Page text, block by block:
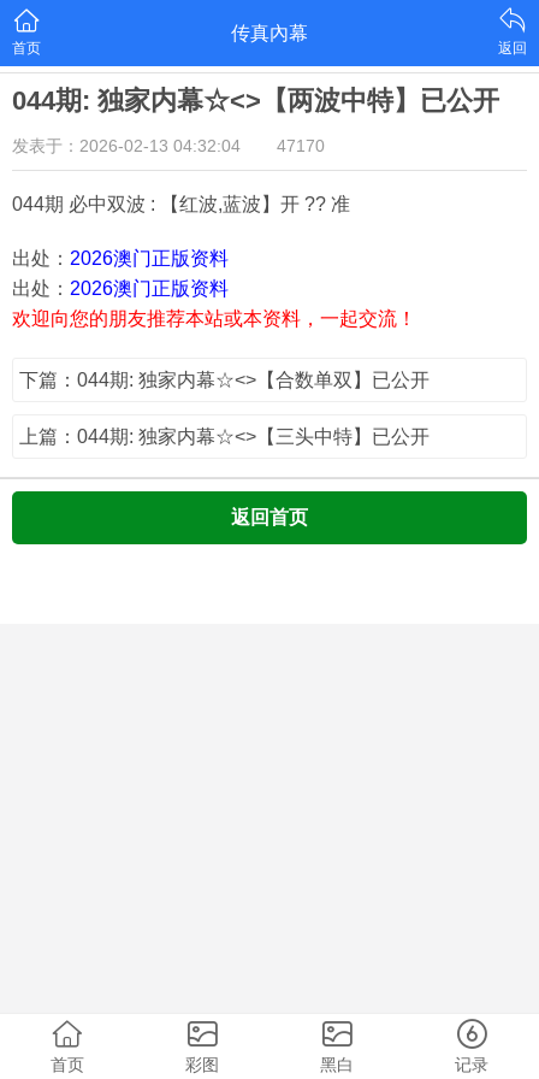
首页
传真內幕
返回
044期: 独家内幕☆<>【两波中特】已公开
发表于：2026-02-13 04:32:04 47170
044期 必中双波 : 【红波,蓝波】开 ?? 准
出处： 2026澳门正版资料
出处： 2026澳门正版资料
欢迎向您的朋友推荐本站或本资料，一起交流！
下篇：044期: 独家内幕☆<>【合数单双】已公开
上篇：044期: 独家内幕☆<>【三头中特】已公开
返回首页
首页 彩图 黑白 记录